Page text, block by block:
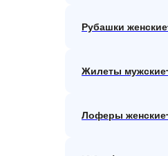
Рубашки женские
Жилеты мужские
Лоферы женские